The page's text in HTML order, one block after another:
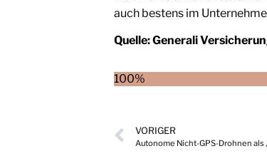
auch bestens im
Quelle:Generali
100%
VORIGER
Autonome Nicht-GPS-Drohnen